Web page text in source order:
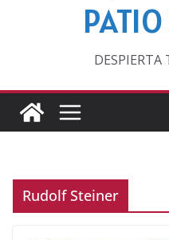
DESPIERTA
Rudolf Steiner